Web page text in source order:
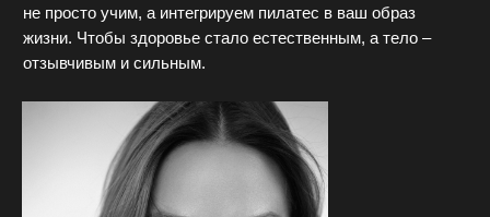
не просто учим, а интегрируем пилатес в ваш образ
жизни. Чтобы здоровье стало естественным, а тело –
отзывчивым и сильным.